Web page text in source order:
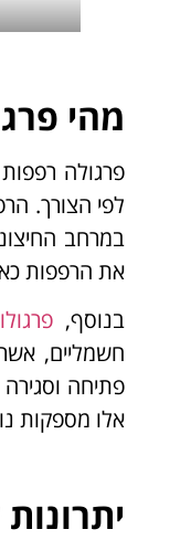
מהי
פרגולה
לפי הצורך.
במרחב
את הרפפות
בנוסף,
חשמליים,
פתיחה
אלו מספקות